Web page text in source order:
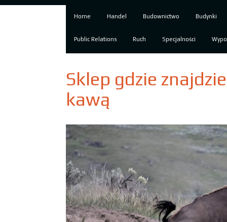
Home Handel Budownictwo Budynki
Public Relations Ruch Specjalności
Sklep gdzie
kawą